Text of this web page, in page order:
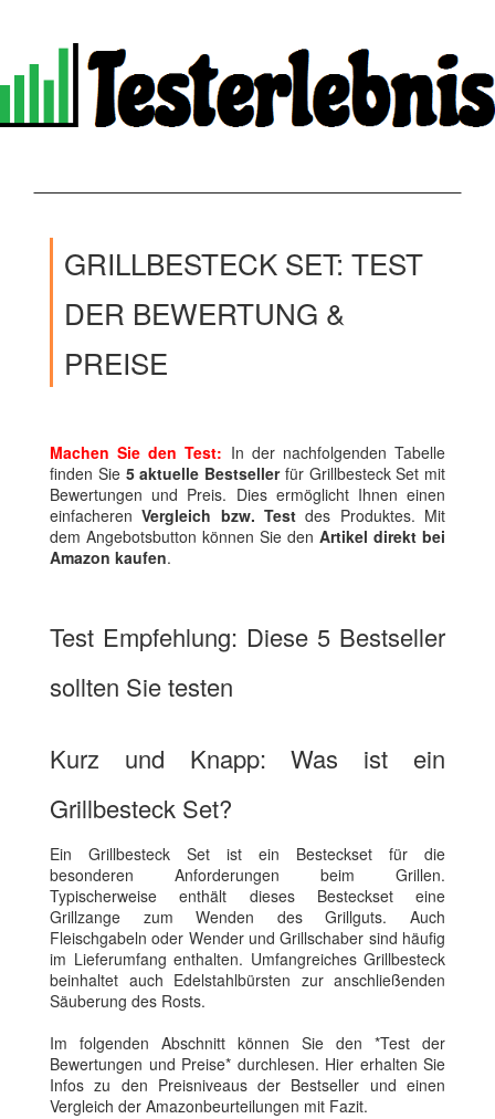
GRILLBESTECK SET: TEST
DER BEWERTUNG &
PREISE
Machen Sie den Test: In der nachfolgenden Tabelle
finden Sie5 aktuelle Bestsellerfür Grillbesteck Set mit
Bewertungen und Preis. Dies ermöglicht Ihnen einen
einfacherenVergleich bzw. Test des Produktes. Mit
dem Angebotsbutton können Sie den Artikel direkt bei
Amazon kaufen.
Test Empfehlung: Diese 5 Bestseller
sollten Sie testen
Kurz und Knapp: Was ist ein
Grillbesteck Set?
Ein Grillbesteck Set ist ein Besteckset für die
besonderen Anforderungen beim Grillen.
Typischerweise enthält dieses Besteckset eine
Grillzange zum Wenden des Grillguts. Auch
Fleischgabeln oder Wender und Grillschaber sind häufig
im Lieferumfang enthalten. Umfangreiches Grillbesteck
beinhaltet auch Edelstahlbürsten zur anschließenden
Säuberung des Rosts.
Im folgenden Abschnitt können Sie den *Test der
Bewertungen und Preise* durchlesen. Hier erhalten Sie
Infos zu den Preisniveaus der Bestseller und einen
Vergleich der Amazonbeurteilungen mit Fazit.